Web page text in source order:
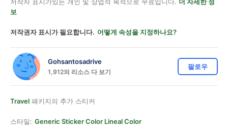
보
저작권자 표시가 필요합니다. 어떻게 속성을 지정하나요?
Gohsantosadrive
1,912의 리소스 다 보기
팔로우
Travel 패키지의 추가 스티커
스타일: Generic Sticker Color Lineal Color